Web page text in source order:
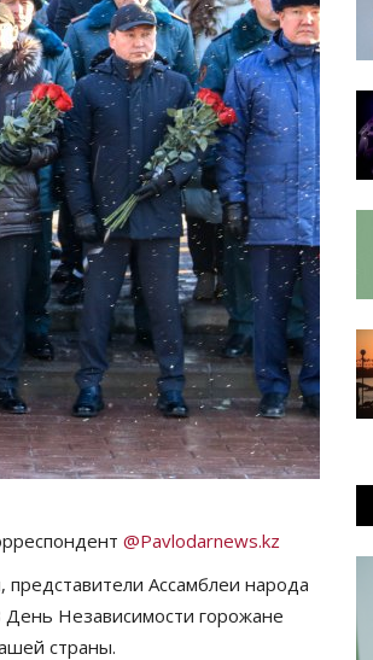
@Pavlodarnews.kz
Ассамблеи народа
День Независимости горожане
страны.